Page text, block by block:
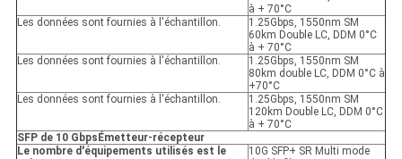
à + 70°C
Les données sont fournies à l'échantillon.
1.25Gbps, 1550nm SM
60km Double LC, DDM 0°C
à + 70°C
Les données sont fournies à l'échantillon.
1.25Gbps, 1550nm SM
80km double LC, DDM 0°C à
+70°C
Les données sont fournies à l'échantillon.
1.25Gbps, 1550nm SM
120km Double LC, DDM 0°C
à + 70°C
SFP de 10 Gbps Émetteur-récepteur
Le nombre d'équipements utilisés est le
10G SFP+ SR Multi mode